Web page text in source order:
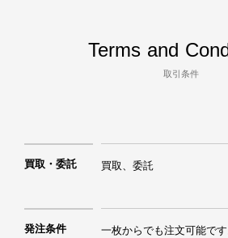
Terms and
取引条件
買取・委託 買取、委託
発注条件 一枚からでも注文可能です